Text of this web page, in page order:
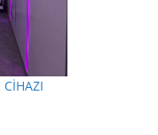
CİHAZI